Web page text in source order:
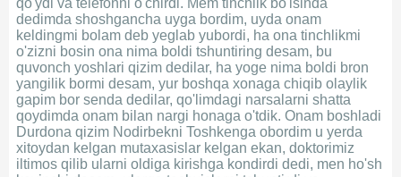
qo'ydi va telefonni o'chirdi. Mem tinchlik bo'lsinda
dedimda shoshgancha uyga bordim, uyda onam
keldingmi bolam deb yeglab yubordi, ha ona tinchlikmi
o'zizni bosin ona nima boldi tshuntiring desam, bu
quvonch yoshlari qizim dedilar, ha yoge nima boldi bron
yangilik bormi desam, yur boshqa xonaga chiqib olaylik
gapim bor senda dedilar, qo'limdagi narsalarni shatta
qoydimda onam bilan nargi honaga o'tdik. Onam boshladi
Durdona qizim Nodirbekni Toshkenga obordim u yerda
xitoydan kelgan mutaxasislar kelgan ekan, doktorimiz
iltimos qilib ularni oldiga kirishga kondirdi dedi, men ho'sh